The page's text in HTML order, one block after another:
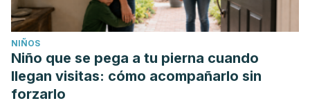
NIÑOS
Niño que se pega a tu pierna cuando
llegan visitas: cómo acompañarlo sin
forzarlo